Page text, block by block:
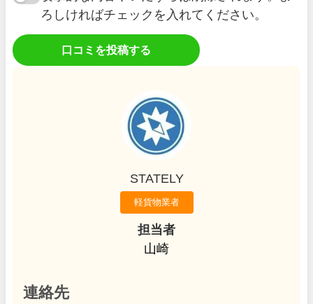
ろしければチェックを入れてください。
口コミを投稿する
STATELY
軽貨物業者
担当者
山崎
連絡先